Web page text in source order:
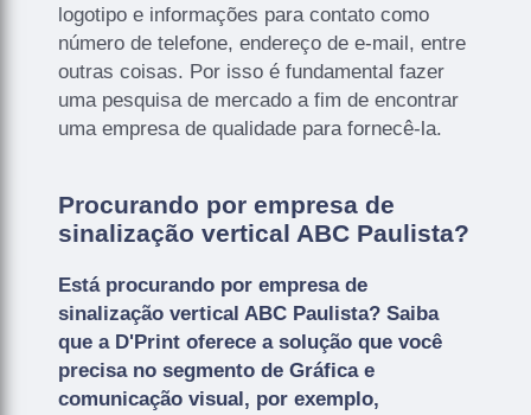
logotipo e informações para contato como
número de telefone, endereço de e-mail, entre
outras coisas. Por isso é fundamental fazer
uma pesquisa de mercado a fim de encontrar
uma empresa de qualidade para fornecê-la.
Procurando por empresa de
sinalização vertical ABC Paulista?
Está procurando por empresa de
sinalização vertical ABC Paulista? Saiba
que a D'Print oferece a solução que você
precisa no segmento de Gráfica e
comunicação visual, por exemplo,